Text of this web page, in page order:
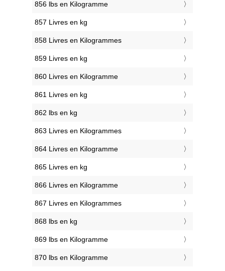
856 lbs en Kilogramme
857 Livres en kg
858 Livres en Kilogrammes
859 Livres en kg
860 Livres en Kilogramme
861 Livres en kg
862 lbs en kg
863 Livres en Kilogrammes
864 Livres en Kilogramme
865 Livres en kg
866 Livres en Kilogramme
867 Livres en Kilogrammes
868 lbs en kg
869 lbs en Kilogramme
870 lbs en Kilogramme